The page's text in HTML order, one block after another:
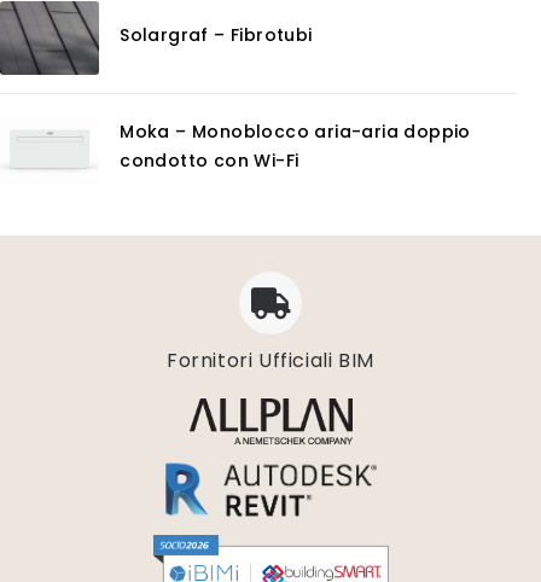
Solargraf – Fibrotubi
Moka – Monoblocco aria-aria doppio
condotto con Wi-Fi
Fornitori Ufficiali BIM